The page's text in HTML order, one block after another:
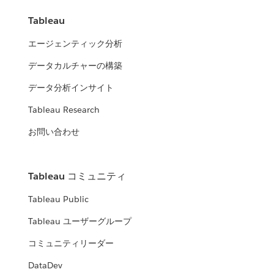
Tableau
エージェンティック分析
データカルチャーの構築
データ分析インサイト
Tableau Research
お問い合わせ
Tableau コミュニティ
Tableau Public
Tableau ユーザーグループ
コミュニティリーダー
DataDev